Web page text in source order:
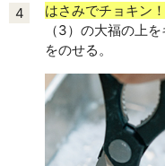
4
はさみでチョキン
（3）の大福の上
をのせる。